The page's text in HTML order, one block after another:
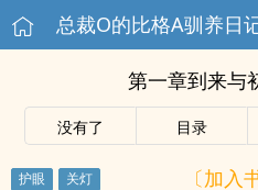
总裁O的比格A驯养日
第一章到来与
没有了 目录
〔加入